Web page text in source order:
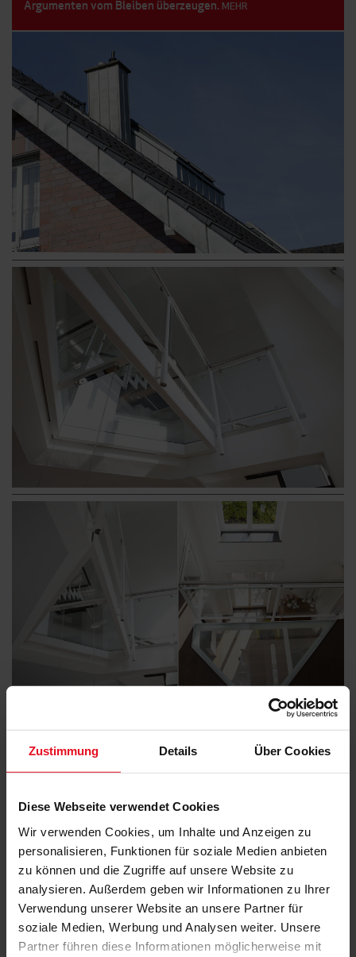
Zustimmung Details Über Cookies
Diese Webseite verwendet Cookies
Wir verwenden Cookies, um Inhalte und Anzeigen zu
personalisieren, Funktionen für soziale Medien anbieten
zu können und die Zugriffe auf unsere Website zu
analysieren. Außerdem geben wir Informationen zu Ihrer
Verwendung unserer Website an unsere Partner für
soziale Medien, Werbung und Analysen weiter. Unsere
Partner führen diese Informationen möglicherweise mit
Argumenten vom Bleiben überzeugen. MEHR